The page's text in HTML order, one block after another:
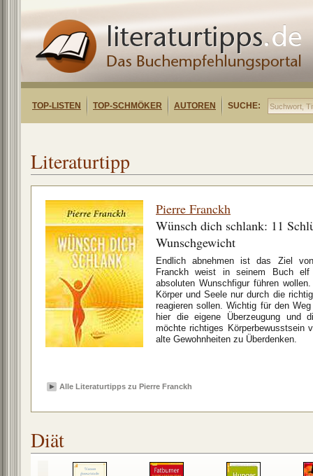
TOP-LISTEN TOP-SCHMÖKER AUTOREN SUCHE:
Literaturtipp
Pierre Franckh
Wünsch dich schlank: 11
Wunschgewicht
Endlich abnehmen ist das Ziel
Franckh weist in seinem Buch
absoluten Wunschfigur führen
Körper und Seele nur durch die
reagieren sollen. Wichtig für den
hier die eigene Überzeugung und
möchte richtiges Körperbewusstsein
alte Gewohnheiten zu Überdenken.
Alle Literaturtipps zu Pierre Franckh
Diät